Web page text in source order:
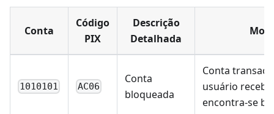
Conta
Código
PIX
Descrição
Detalhada
1010101 AC06
Conta
bloqueada
Conta
usuário
encontra-se